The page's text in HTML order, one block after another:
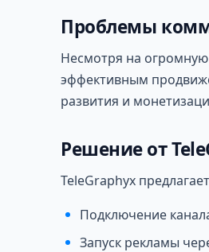
Проблемы
Несмотря на
эффективным
развития и
Решение от
TeleGraphyx
Подключение
Запуск рекламы